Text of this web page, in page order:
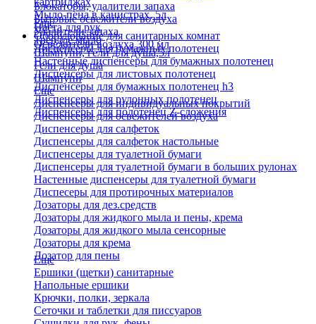
Мыло-пена в канистрах, 5л
Паста для рук
Твердое мыло
Шампуни, гели для душа,5л
Гели для душа
Шампуни
Блокаторы, удалители запаха
Бытовые освежители воздуха
Удалители запаха
Освежители воздуха 300 мл
Еще
Оборудование для санитарных комнат
Диспенсеры для бумажных полотенец
Настенные диспенсеры для бумажных полотенец
Диспенсеры для листовых полотенец
Диспенсеры для бумажных полотенец h3
Диспенсеры для рулонных полотенец
Диспенсеры для полотенец Z-сложения
Еще
Диспенсеры для индивидуальных покрытий
Диспенсеры для освежителей воздуха
Диспенсеры для салфеток
Диспенсеры для салфеток настольные
Диспенсеры для туалетной бумаги
Диспенсеры для туалетной бумаги в больших рулонах
Настенные диспенсеры для туалетной бумаги
Диспесеры для протирочных материалов
Дозаторы для дез.средств
Дозаторы для жидкого мыла и пены, крема
Дозаторы для жидкого мыла сенсорные
Дозаторы для крема
Дозатор для пены
Еще
Ершики (щетки) санитарные
Напольные ершики
Крючки, полки, зеркала
Сеточки и таблетки для писсуаров